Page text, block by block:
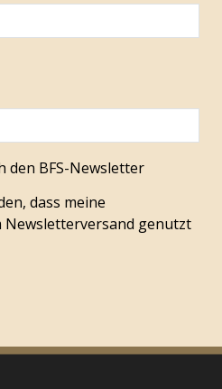
den BFS-Newsletter
dass meine
Newsletterversand genutzt